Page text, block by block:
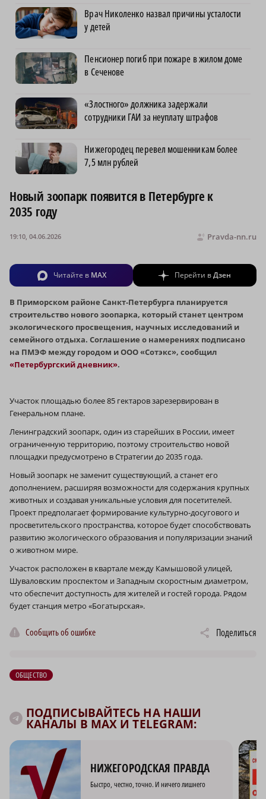
Врач Николенко назвал причины усталости
у детей
Пенсионер погиб при пожаре в жилом доме
в Сеченове
«Злостного» должника задержали
сотрудники ГАИ за неуплату штрафов
Нижегородец перевел мошенникам более
7,5 млн рублей
Новый зоопарк появится в Петербурге к
2035 году
Pravda-nn.ru
19:10, 04.06.2026
Читайте в MAX Перейти вДзен
В Приморском районе Санкт-Петербурга планируется
строительство нового зоопарка, который станет центром
экологического просвещения, научных исследований и
семейного отдыха. Соглашение о намерениях подписано
на ПМЭФ между городом и ООО «Сотэкс», сообщил
«Петербургский дневник».
Участок площадью более 85 гектаров зарезервирован в
Генеральном плане.
Ленинградский зоопарк, один из старейших в России, имеет
ограниченную территорию, поэтому строительство новой
площадки предусмотрено в Стратегии до 2035 года.
Новый зоопарк не заменит существующий, а станет его
дополнением, расширяя возможности для содержания крупных
животных и создавая уникальные условия для посетителей.
Проект предполагает формирование культурно-досугового и
просветительского пространства, которое будет способствовать
развитию экологического образования и популяризации знаний
о животном мире.
Участок расположен в квартале между Камышовой улицей,
Шуваловским проспектом и Западным скоростным диаметром,
что обеспечит доступность для жителей и гостей города. Рядом
будет станция метро «Богатырская».
Сообщить об ошибке Поделиться
ОБЩЕСТВО
ПОДПИСЫВАЙТЕСЬ НА НАШИ
КАНАЛЫ В MAX И TELEGRAM:
НИЖЕГОРОДСКАЯ ПРАВДА
Быстро, честно, точно. И ничего лишнего